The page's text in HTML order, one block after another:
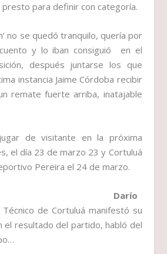
para definir con categoría.
no se quedó tranquilo, quería por
y lo iban consiguió en el
después juntarse los que
instancia Jaime Córdoba recibir
remate fuerte arriba, inatajable
de visitante en la próxima
el día 23 de marzo 23 y Cortuluá
Pereira el 24 de marzo.
Darío
de Cortuluá manifestó su
el resultado del partido, habló del